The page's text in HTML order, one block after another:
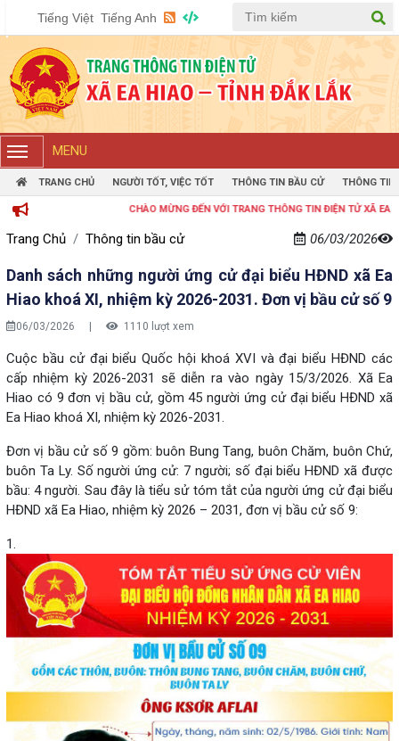
Tiếng Việt Tiếng Anh
MENU
TRANG CHỦ NGƯỜI TỐT, VIỆC TỐT THÔNG TIN BẦU CỬ THÔNG TIN
CHÀO MỪNG ĐẾN VỚI TRANG THÔNG TIN ĐIỆN TỬ XÃ EA HIAO
Trang Chủ Thông tin bầu cử 06/03/2026
Danh sách những người ứng cử đại biểu HĐND xã Ea
Hiao khoá XI, nhiệm kỳ 2026-2031. Đơn vị bầu cử số 9
06/03/2026 1110 lượt xem
Cuộc bầu cử đại biểu Quốc hội khoá XVI và đại biểu HĐND các
cấp nhiệm kỳ 2026-2031 sẽ diễn ra vào ngày 15/3/2026. Xã Ea
Hiao có 9 đơn vị bầu cử, gồm 45 người ứng cử đại biểu HĐND xã
Ea Hiao khoá XI, nhiệm kỳ 2026-2031.
Đơn vị bầu cử số 9 gồm: buôn Bung Tang, buôn Chăm, buôn Chứ,
buôn Ta Ly. Số người ứng cử: 7 người; số đại biểu HĐND xã được
bầu: 4 người. Sau đây là tiểu sử tóm tắt của người ứng cử đại biểu
HĐND xã Ea Hiao, nhiệm kỳ 2026 – 2031, đơn vị bầu cử số 9:
1.